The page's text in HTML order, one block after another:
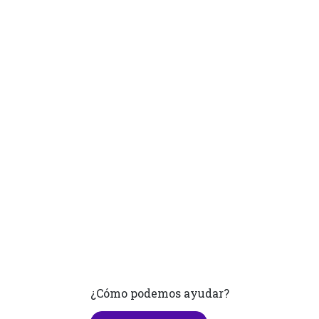
¿Cómo podemos ayudar?